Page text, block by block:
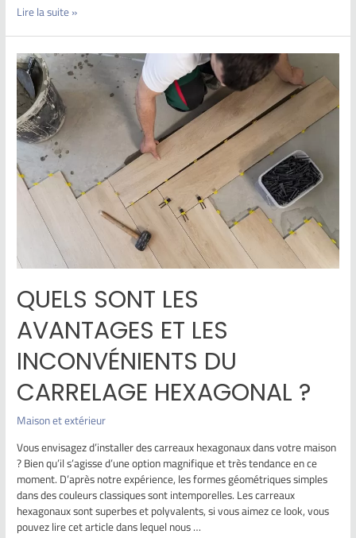
Lire la suite »
QUELS SONT LES
AVANTAGES ET LES
INCONVÉNIENTS DU
CARRELAGE HEXAGONAL ?
Maison et extérieur
Vous envisagez d’installer des carreaux hexagonaux dans votre maison
? Bien qu’il s’agisse d’une option magnifique et très tendance en ce
moment. D’après notre expérience, les formes géométriques simples
dans des couleurs classiques sont intemporelles. Les carreaux
hexagonaux sont superbes et polyvalents, si vous aimez ce look, vous
pouvez lire cet article dans lequel nous …